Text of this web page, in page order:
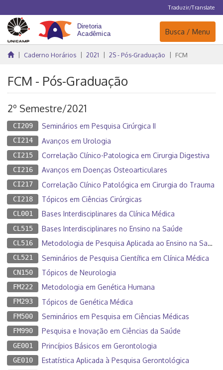
Traduzir/Translate
Navegação
Busca / Menu
Caderno Horários 2021 2S - Pós-Graduação FCM
FCM - Pós-Graduação
2º Semestre/2021
CI209 Seminários em Pesquisa Cirúrgica II
CI214 Avanços em Urologia
CI215 Correlação Clínico-Patologica em Cirurgia Digestiva
CI216 Avanços em Doenças Osteoarticulares
CI217 Correlação Clínico Patológica em Cirurgia do Trauma
CI218 Tópicos em Ciências Cirúrgicas
CL001 Bases Interdisciplinares da Clínica Médica
CL515 Bases Interdisciplinares no Ensino na Saúde
CL516 Metodologia de Pesquisa Aplicada ao Ensino na Saúde
CL521 Seminários de Pesquisa Científica em Clínica Médica
CN150 Tópicos de Neurologia
FM222 Metodologia em Genética Humana
FM293 Tópicos de Genética Médica
FM500 Seminários em Pesquisa em Ciências Médicas
FM990 Pesquisa e Inovação em Ciências da Saúde
GE001 Princípios Básicos em Gerontologia
GE010 Estatística Aplicada à Pesquisa Gerontológica